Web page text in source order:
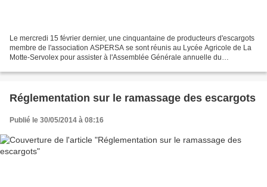
Le mercredi 15 février dernier, une cinquantaine de producteurs d'escargots
membre de l'association ASPERSA se sont réunis au Lycée Agricole de La
Motte-Servolex pour assister à l'Assemblée Générale annuelle du
Réglementation sur le ramassage des escargots
Publié le 30/05/2014 à 08:16